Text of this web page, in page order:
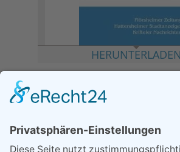
HERUNTERLADEN
MEIST GELESEN
Ladies – mehr als
Flohmarkt